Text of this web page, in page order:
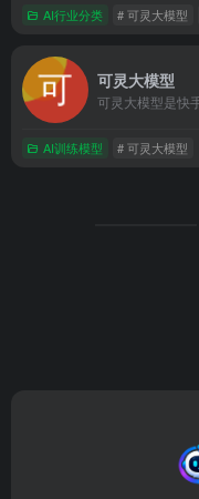
AI行业分类 # 可灵大模型
可灵大模型
AI训练模型 # 可灵大模型